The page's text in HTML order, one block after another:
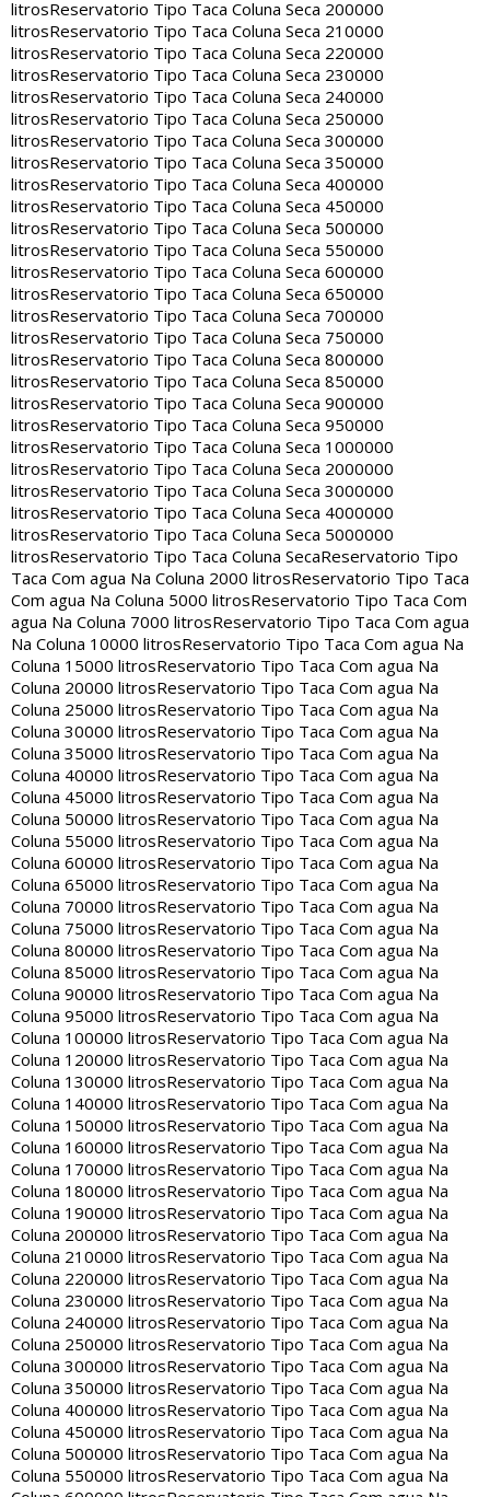
litrosReservatorio Tipo Taca Coluna Seca 200000
litrosReservatorio Tipo Taca Coluna Seca 210000
litrosReservatorio Tipo Taca Coluna Seca 220000
litrosReservatorio Tipo Taca Coluna Seca 230000
litrosReservatorio Tipo Taca Coluna Seca 240000
litrosReservatorio Tipo Taca Coluna Seca 250000
litrosReservatorio Tipo Taca Coluna Seca 300000
litrosReservatorio Tipo Taca Coluna Seca 350000
litrosReservatorio Tipo Taca Coluna Seca 400000
litrosReservatorio Tipo Taca Coluna Seca 450000
litrosReservatorio Tipo Taca Coluna Seca 500000
litrosReservatorio Tipo Taca Coluna Seca 550000
litrosReservatorio Tipo Taca Coluna Seca 600000
litrosReservatorio Tipo Taca Coluna Seca 650000
litrosReservatorio Tipo Taca Coluna Seca 700000
litrosReservatorio Tipo Taca Coluna Seca 750000
litrosReservatorio Tipo Taca Coluna Seca 800000
litrosReservatorio Tipo Taca Coluna Seca 850000
litrosReservatorio Tipo Taca Coluna Seca 900000
litrosReservatorio Tipo Taca Coluna Seca 950000
litrosReservatorio Tipo Taca Coluna Seca 1000000
litrosReservatorio Tipo Taca Coluna Seca 2000000
litrosReservatorio Tipo Taca Coluna Seca 3000000
litrosReservatorio Tipo Taca Coluna Seca 4000000
litrosReservatorio Tipo Taca Coluna Seca 5000000
litrosReservatorio Tipo Taca Coluna SecaReservatorio Tipo
Taca Com agua Na Coluna 2000 litrosReservatorio Tipo Taca
Com agua Na Coluna 5000 litrosReservatorio Tipo Taca Com
agua Na Coluna 7000 litrosReservatorio Tipo Taca Com agua
Na Coluna 10000 litrosReservatorio Tipo Taca Com agua Na
Coluna 15000 litrosReservatorio Tipo Taca Com agua Na
Coluna 20000 litrosReservatorio Tipo Taca Com agua Na
Coluna 25000 litrosReservatorio Tipo Taca Com agua Na
Coluna 30000 litrosReservatorio Tipo Taca Com agua Na
Coluna 35000 litrosReservatorio Tipo Taca Com agua Na
Coluna 40000 litrosReservatorio Tipo Taca Com agua Na
Coluna 45000 litrosReservatorio Tipo Taca Com agua Na
Coluna 50000 litrosReservatorio Tipo Taca Com agua Na
Coluna 55000 litrosReservatorio Tipo Taca Com agua Na
Coluna 60000 litrosReservatorio Tipo Taca Com agua Na
Coluna 65000 litrosReservatorio Tipo Taca Com agua Na
Coluna 70000 litrosReservatorio Tipo Taca Com agua Na
Coluna 75000 litrosReservatorio Tipo Taca Com agua Na
Coluna 80000 litrosReservatorio Tipo Taca Com agua Na
Coluna 85000 litrosReservatorio Tipo Taca Com agua Na
Coluna 90000 litrosReservatorio Tipo Taca Com agua Na
Coluna 95000 litrosReservatorio Tipo Taca Com agua Na
Coluna 100000 litrosReservatorio Tipo Taca Com agua Na
Coluna 120000 litrosReservatorio Tipo Taca Com agua Na
Coluna 130000 litrosReservatorio Tipo Taca Com agua Na
Coluna 140000 litrosReservatorio Tipo Taca Com agua Na
Coluna 150000 litrosReservatorio Tipo Taca Com agua Na
Coluna 160000 litrosReservatorio Tipo Taca Com agua Na
Coluna 170000 litrosReservatorio Tipo Taca Com agua Na
Coluna 180000 litrosReservatorio Tipo Taca Com agua Na
Coluna 190000 litrosReservatorio Tipo Taca Com agua Na
Coluna 200000 litrosReservatorio Tipo Taca Com agua Na
Coluna 210000 litrosReservatorio Tipo Taca Com agua Na
Coluna 220000 litrosReservatorio Tipo Taca Com agua Na
Coluna 230000 litrosReservatorio Tipo Taca Com agua Na
Coluna 240000 litrosReservatorio Tipo Taca Com agua Na
Coluna 250000 litrosReservatorio Tipo Taca Com agua Na
Coluna 300000 litrosReservatorio Tipo Taca Com agua Na
Coluna 350000 litrosReservatorio Tipo Taca Com agua Na
Coluna 400000 litrosReservatorio Tipo Taca Com agua Na
Coluna 450000 litrosReservatorio Tipo Taca Com agua Na
Coluna 500000 litrosReservatorio Tipo Taca Com agua Na
Coluna 550000 litrosReservatorio Tipo Taca Com agua Na